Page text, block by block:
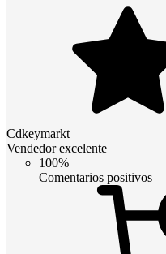
Cdkeymarkt
Vendedor excelente
100%
Comentarios positivos